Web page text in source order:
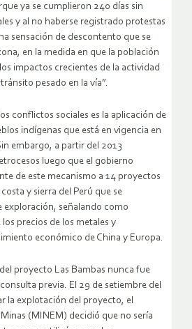
ya se cumplieron 240 días sin
y al no haberse registrado protestas
sensación de descontento que se
en la medida en que la población
impactos crecientes de la actividad
pesado en la vía”.
conflictos sociales es la aplicación de
indígenas que está en vigencia en
embargo, a partir del 2013
luego que el gobierno
de este mecanismo a 14 proyectos
y sierra del Perú que se
exploración, señalando como
precios de los metales y
económico de China y Europa.
proyecto Las Bambas nunca fue
previa. El 29 de setiembre del
la explotación del proyecto, el
(MINEM) decidió que no sería